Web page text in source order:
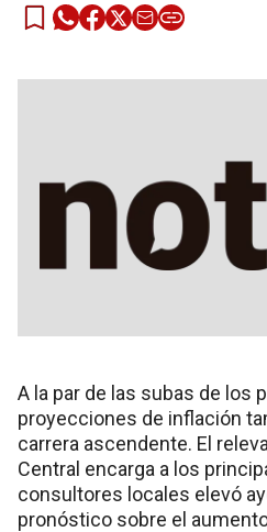
A la par de las subas de los
proyecciones de inflación
carrera ascendente. El
Central encarga a los
consultores locales elevó
pronóstico sobre el